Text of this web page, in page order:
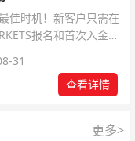
佳时机！新客户只需在
报名和首次入金即
31
查看详情
更多>